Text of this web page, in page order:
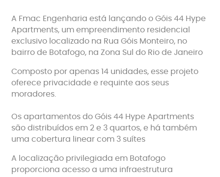
A Fmac Engenharia está lançando o Góis 44 Hype
Apartments, um empreendimento residencial
exclusivo localizado na Rua Góis Monteiro, no
bairro de Botafogo, na Zona Sul do Rio de Janeiro
Composto por apenas 14 unidades, esse projeto
oferece privacidade e requinte aos seus
moradores.
Os apartamentos do Góis 44 Hype Apartments
são distribuídos em 2 e 3 quartos, e há também
uma cobertura linear com 3 suítes
A localização privilegiada em Botafogo
proporciona acesso a uma infraestrutura